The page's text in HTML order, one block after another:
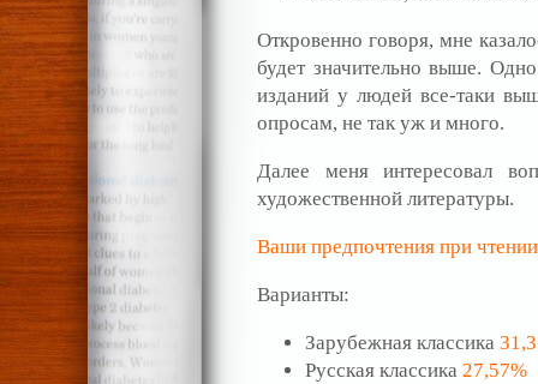
Откровенно говоря, мне
будет значительно выше.
изданий у людей все-таки
опросам, не так уж и много.
Далее меня интересовал
художественной литературы.
Ваши предпочтения при чтении
Варианты:
Зарубежная классика
Русская классика 27,57%